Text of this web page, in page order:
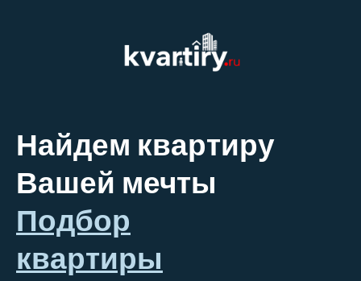
Найдем квартиру
Вашей мечты
Подбор
квартиры